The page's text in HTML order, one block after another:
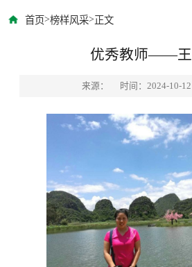
首页>榜样风采>正文
优秀教师——王
来源： 时间：2024-10-12